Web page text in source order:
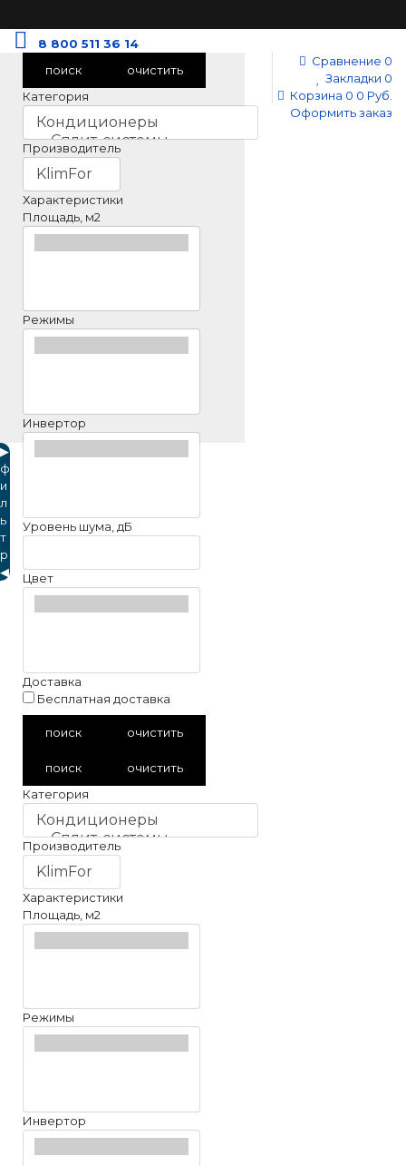
8 800 511 36 14
Сравнение 0
Закладки 0
Корзина 0 0 Руб.
Оформить заказ
поиск
очистить
Категория
Производитель
Характеристики
Площадь, м2
Режимы
Инвертор
Уровень шума, дБ
Цвет
Доставка
Бесплатная доставка
поиск очистить
поиск
очистить
Категория
Производитель
Характеристики
Площадь, м2
Режимы
Инвертор
▶
ф
и
л
ь
т
р
◀